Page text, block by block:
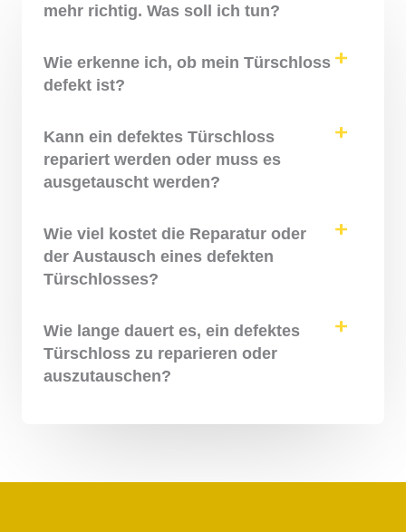
mehr richtig. Was soll ich tun?
Wie erkenne ich, ob mein Türschloss
defekt ist?
Kann ein defektes Türschloss
repariert werden oder muss es
ausgetauscht werden?
Wie viel kostet die Reparatur oder
der Austausch eines defekten
Türschlosses?
Wie lange dauert es, ein defektes
Türschloss zu reparieren oder
auszutauschen?